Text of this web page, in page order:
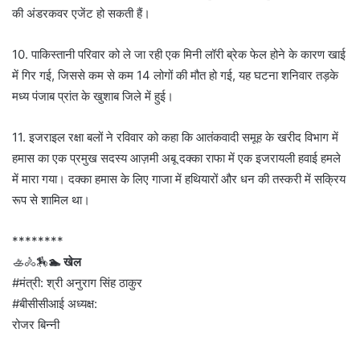
की अंडरकवर एजेंट हो सकती हैं।
10. पाकिस्तानी परिवार को ले जा रही एक मिनी लॉरी ब्रेक फेल होने के कारण खाई
में गिर गई, जिससे कम से कम 14 लोगों की मौत हो गई, यह घटना शनिवार तड़के
मध्य पंजाब प्रांत के खुशाब जिले में हुई।
11. इजराइल रक्षा बलों ने रविवार को कहा कि आतंकवादी समूह के खरीद विभाग में
हमास का एक प्रमुख सदस्य आज़मी अबू दक्का राफा में एक इजरायली हवाई हमले
में मारा गया। दक्का हमास के लिए गाजा में हथियारों और धन की तस्करी में सक्रिय
रूप से शामिल था।
********
🚣🚴🏇🏊 खेल
#मंत्री: श्री अनुराग सिंह ठाकुर
#बीसीसीआई अध्यक्ष:
रोजर बिन्नी